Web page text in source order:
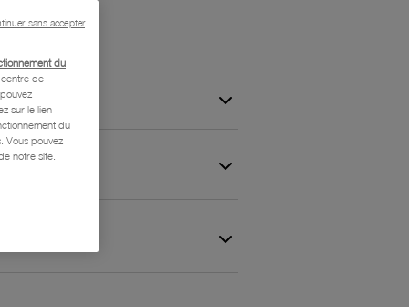
du
de
sur le lien
du
Vous pouvez
notre site.
sans accepter